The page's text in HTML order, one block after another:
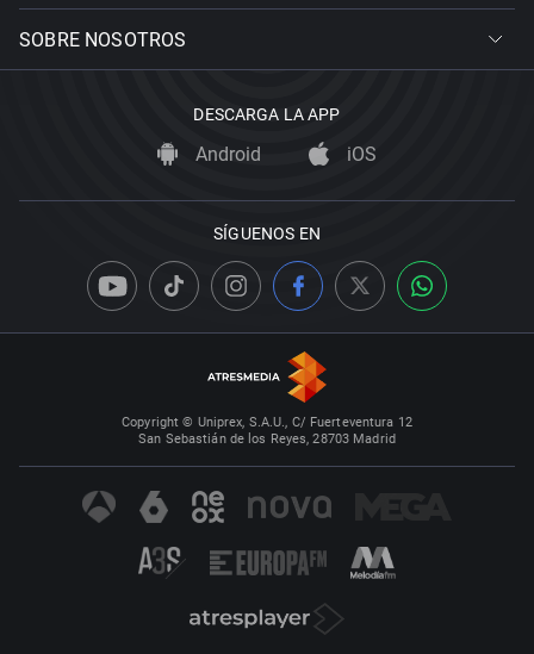
SOBRE NOSOTROS
DESCARGA LA APP
Android iOS
SÍGUENOS EN
Copyright © Uniprex, S.A.U., C/ Fuerteventura 12
San Sebastián de los Reyes, 28703 Madrid